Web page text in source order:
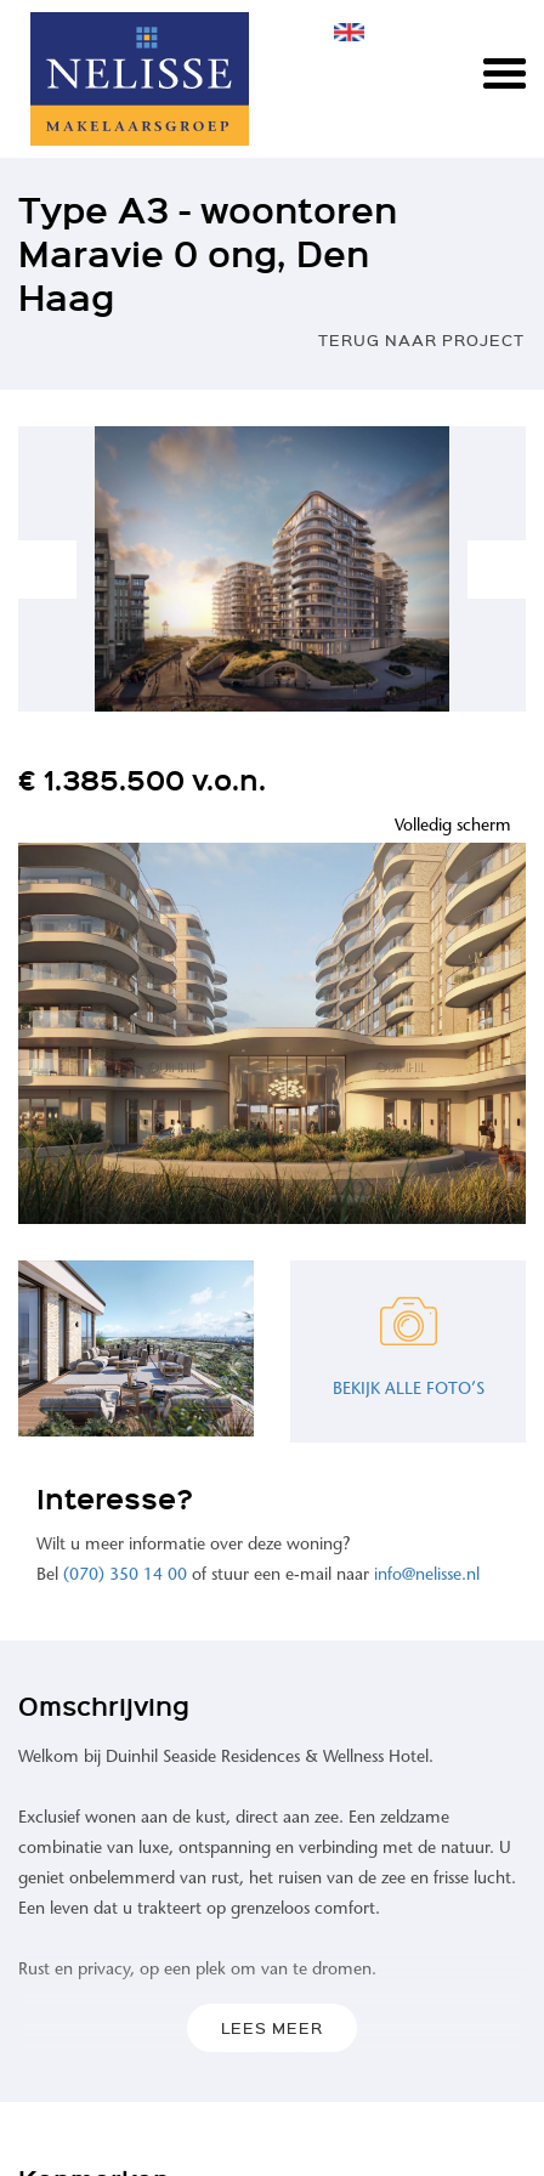
Type A3 - woontoren
Maravie 0 ong, Den
Haag
TERUG NAAR PROJECT
€ 1.385.500 v.o.n.
Volledig scherm
BEKIJK ALLE FOTO’S
Interesse?
Wilt u meer informatie over deze woning?
Bel (070) 350 14 00 of stuur een e-mail naar info@nelisse.nl
Omschrijving
Welkom bij Duinhil Seaside Residences & Wellness Hotel.
Exclusief wonen aan de kust, direct aan zee. Een zeldzame
combinatie van luxe, ontspanning en verbinding met de natuur. U
geniet onbelemmerd van rust, het ruisen van de zee en frisse lucht.
Een leven dat u trakteert op grenzeloos comfort.
Rust en privacy, op een plek om van te dromen.
LEES MEER